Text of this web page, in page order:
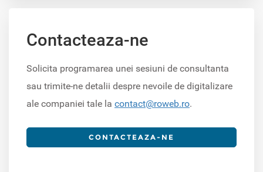
Contacteaza-ne
Solicita programarea unei sesiuni de consultanta
sau trimite-ne detalii despre nevoile de digitalizare
ale companiei tale la contact@roweb.ro.
CONTACTEAZA-NE